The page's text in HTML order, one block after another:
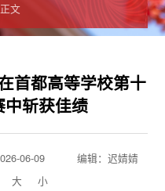
文
首都高等学校第十
中斩获佳绩
06-09
编辑：迟婧婧
大 小